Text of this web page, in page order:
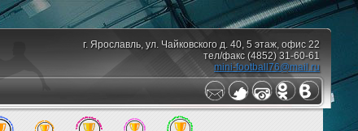
г. Ярославль, ул. Чайковского д. 40, 5 этаж, офис 22
тел/факс (4852) 31-60-61
mini-football76@mail.ru